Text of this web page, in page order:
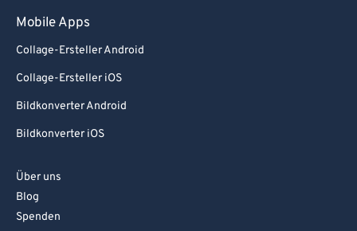
Mobile Apps
Collage-Ersteller Android
Collage-Ersteller iOS
Bildkonverter Android
Bildkonverter iOS
Über uns
Blog
Spenden